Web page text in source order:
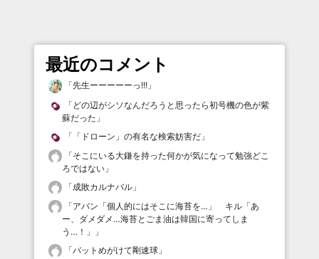
最近のコメント
「先生ーーーーーっ!!! 」
「 どの辺がシソなんだろうと思ったら初号機の色が紫
蘇だった 」
「 「ドローン」の有名な検索妨害だ 」
「そこにいる大鎌を持った何かが気になって勉強どこ
ろではない 」
「成敗カルナバル 」
「アバン「個人的にはそこに海苔を…」 キル「あ
ー、ダメダメ…海苔とごま油は韓国に寄ってしま
う…！」
」
「バットめがけて剛速球 」